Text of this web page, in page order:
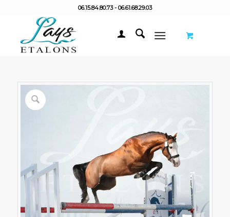
06.15.84.80.73 - 06.61.68.29.03